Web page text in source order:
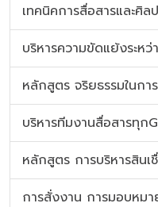
เทคนิคการสื่อสารและศิ
บริหารความขัดแย้งระห
หลักสูตร จริยธรรมในกา
บริหารทีมงานสื่อสารทุก
หลักสูตร การบริหารสินเ
การสั่งงาน การมอบหม